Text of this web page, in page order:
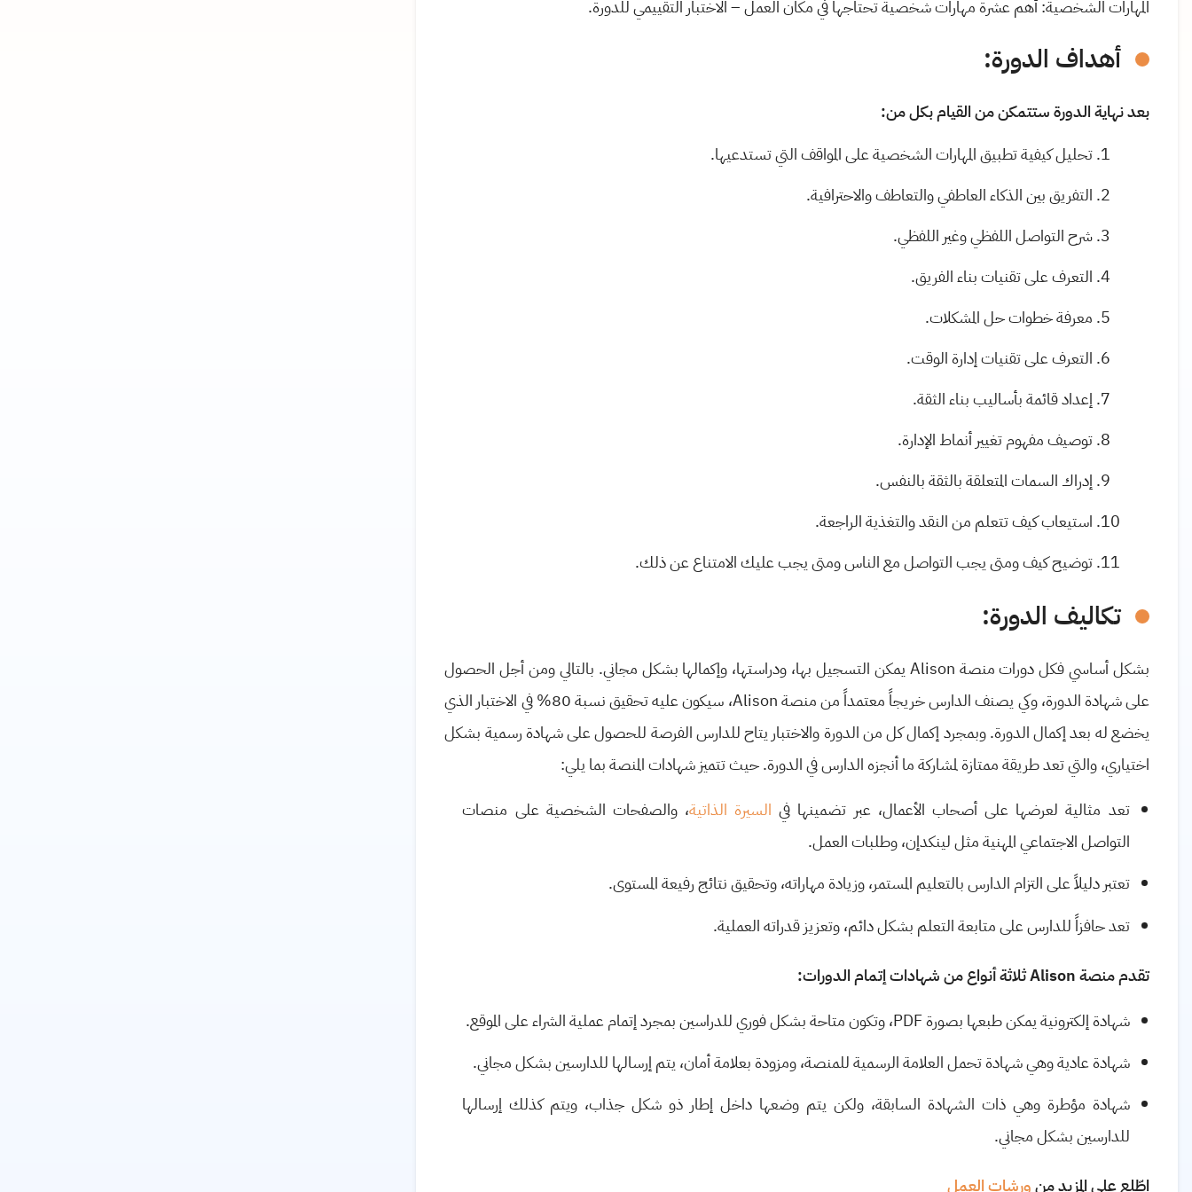
المهارات الشخصية: أهم عشرة مهارات شخصية تحتاجها في مكان العمل – الاختبار التقييمي للدورة.
أهداف الدورة:
بعد نهاية الدورة ستتمكن من القيام بكل من:
تحليل كيفية تطبيق المهارات الشخصية على المواقف التي تستدعيها.
التفريق بين الذكاء العاطفي والتعاطف والاحترافية.
شرح التواصل اللفظي وغير اللفظي.
التعرف على تقنيات بناء الفريق.
معرفة خطوات حل المشكلات.
التعرف على تقنيات إدارة الوقت.
إعداد قائمة بأساليب بناء الثقة.
توصيف مفهوم تغيير أنماط الإدارة.
إدراك السمات المتعلقة بالثقة بالنفس.
استيعاب كيف تتعلم من النقد والتغذية الراجعة.
توضيح كيف ومتى يجب التواصل مع الناس ومتى يجب عليك الامتناع عن ذلك.
تكاليف الدورة:
بشكل أساسي فكل دورات منصة Alison يمكن التسجيل بها، ودراستها، وإكمالها بشكل مجاني. بالتالي ومن أجل الحصول
على شهادة الدورة، وكي يصنف الدارس خريجاً معتمداً من منصةAlison
، سيكون عليه تحقيق نسبة 80% في الاختبار الذي
يخضع له بعد إكمال الدورة. وبمجرد إكمال كل من الدورة والاختبار يتاح للدارس الفرصة للحصول على شهادة رسمية بشكل
اختياري، والتي تعد طريقة ممتازة لمشاركة ما أنجزه الدارس في الدورة. حيث تتميز شهادات المنصة بما يلي:
تعد مثالية لعرضها على أصحاب الأعمال، عبر تضمينها في السيرة الذاتية، والصفحات الشخصية على منصات
التواصل الاجتماعي المهنية مثل لينكدإن، وطلبات العمل.
تعتبر دليلاً على التزام الدارس بالتعليم المستمر، وزيادة مهاراته، وتحقيق نتائج رفيعة المستوى.
تعد حافزاً للدارس على متابعة التعلم بشكل دائم، وتعزيز قدراته العملية.
تقدم منصةAlisonثلاثة أنواع من شهادات إتمام الدورات:
شهادة إلكترونية يمكن طبعها بصورةPDF، وتكون متاحة بشكل فوري للدراسين بمجرد إتمام عملية الشراء على الموقع.
شهادة عادية وهي شهادة تحمل العلامة الرسمية للمنصة، ومزودة بعلامة أمان، يتم إرسالها للدارسين بشكل مجاني.
شهادة مؤطرة وهي ذات الشهادة السابقة، ولكن يتم وضعها داخل إطار ذو شكل جذاب، ويتم كذلك إرسالها
للدارسين بشكل مجاني.
اطّلع على المزيد منورشات العمل